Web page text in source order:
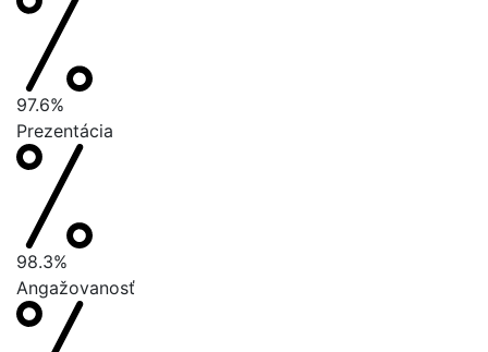
97.6%
Prezentácia
98.3%
Angažovanosť